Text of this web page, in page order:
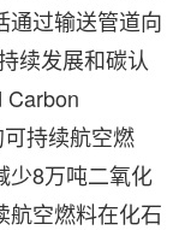
通过输送管道向
续发展和碳认
Carbon
持续航空燃
少8万吨二氧化
航空燃料在化石